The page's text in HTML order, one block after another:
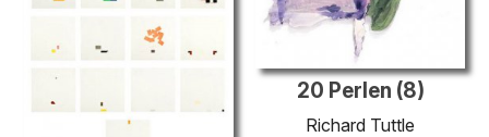
20 Perlen (8)
Richard Tuttle